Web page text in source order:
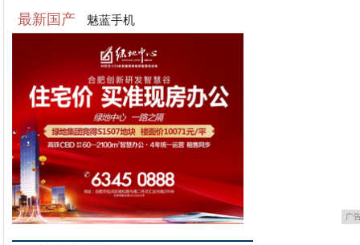
最新国产
魅蓝手机
广